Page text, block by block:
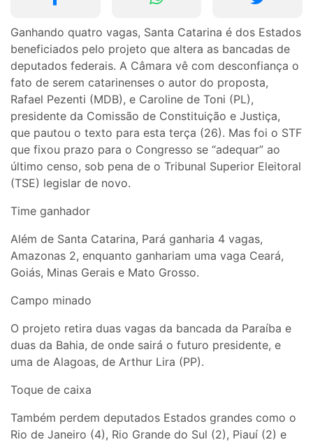
Ganhando quatro vagas, Santa Catarina é dos Estados
beneficiados pelo projeto que altera as bancadas de
deputados federais. A Câmara vê com desconfiança o
fato de serem catarinenses o autor do proposta,
Rafael Pezenti (MDB), e Caroline de Toni (PL),
presidente da Comissão de Constituição e Justiça,
que pautou o texto para esta terça (26). Mas foi o STF
que fixou prazo para o Congresso se “adequar” ao
último censo, sob pena de o Tribunal Superior Eleitoral
(TSE) legislar de novo.
Time ganhador
Além de Santa Catarina, Pará ganharia 4 vagas,
Amazonas 2, enquanto ganhariam uma vaga Ceará,
Goiás, Minas Gerais e Mato Grosso.
Campo minado
O projeto retira duas vagas da bancada da Paraíba e
duas da Bahia, de onde sairá o futuro presidente, e
uma de Alagoas, de Arthur Lira (PP).
Toque de caixa
Também perdem deputados Estados grandes como o
Rio de Janeiro (4), Rio Grande do Sul (2), Piauí (2) e